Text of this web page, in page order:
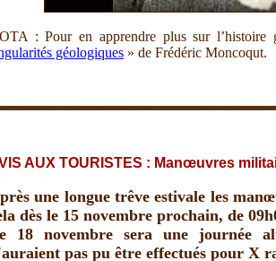
: Pour en apprendre plus sur
géologiques » de Frédéric Moncoqut.
AUX TOURISTES : Manœuvres
une longue trêve estivale les
dès le 15 novembre prochain, de
18 novembre sera une journée
pas pu être effectués pour X